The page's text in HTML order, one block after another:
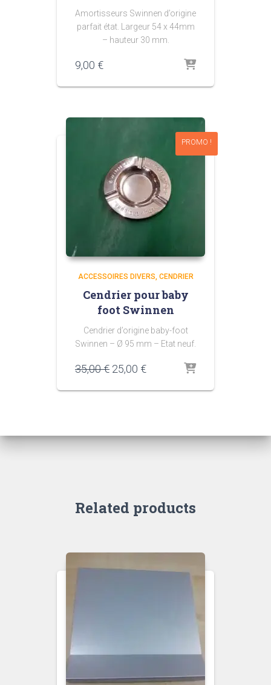
Amortisseurs Swinnen d’origine
parfait état. Largeur 54 x 44mm
– hauteur 30 mm.
9,00 €
PROMO !
ACCESSOIRES DIVERS CENDRIER
Cendrier pour baby
foot Swinnen
Cendrier d’origine baby-foot
Swinnen – Ø 95 mm – Etat neuf.
35,00€ Le
initial
25,00 €Le
actuel
Related products